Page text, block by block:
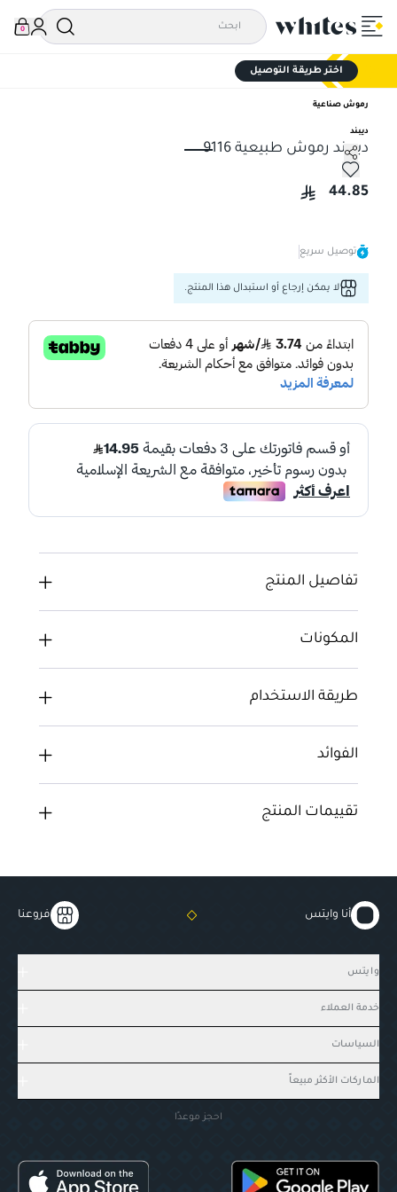
0
اختر طريقة التوصيل
رموش صناعية
ديبند
ديبيند رموش طبيعية 9116
ديبيند رموش طبيعية 9116
44.85
توصيل سريع
لا يمكن إرجاع أو استبدال هذا المنتج.
تفاصيل المنتج
المكونات
طريقة الاستخدام
الفوائد
تقييمات المنتج
أنا وايتس فروعنا
وايتس
خدمة العملاء
السياسات
الماركات الأكثر مبيعاً
احجز موعدًا